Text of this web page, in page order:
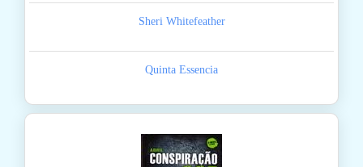
Sheri Whitefeather
Quinta Essencia